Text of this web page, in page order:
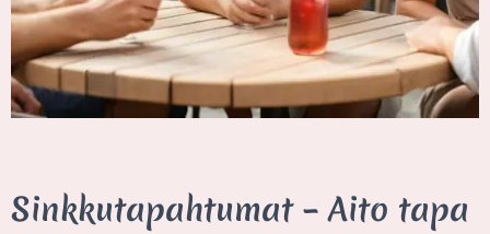
Sinkkutapahtumat – Aito tapa